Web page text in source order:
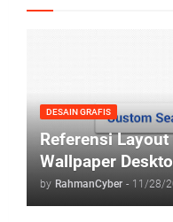
DESAIN GRAFIS
Referensi
Wallpaper
by RahmanCyber - 11/28/